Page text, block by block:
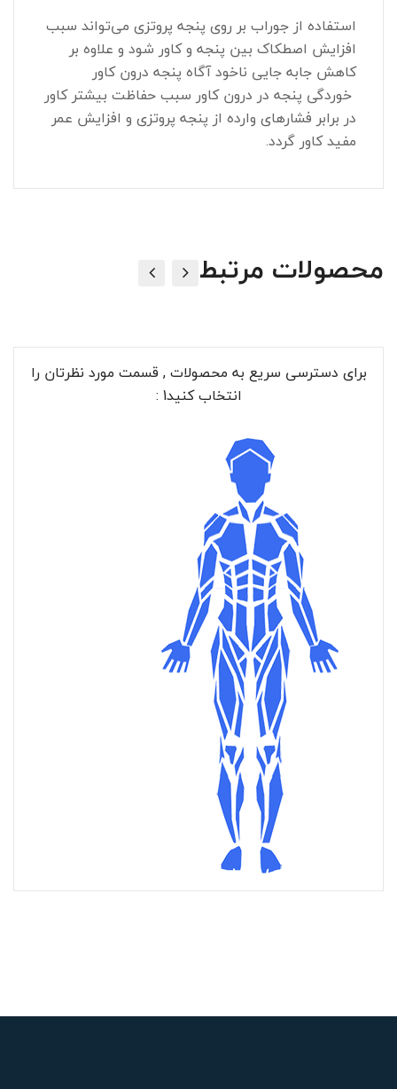
استفاده از جوراب بر روی پنجه پروتزی می‌تواند سبب
افزایش اصطکاک بین پنجه و کاور شود و علاوه بر
کاهش جابه جایی ناخود آگاه پنجه درون کاور
خوردگی پنجه در درون کاور سبب حفاظت بیشتر کاور
در برابر فشارهای وارده از پنجه پروتزی و افزایش عمر
مفید کاور گردد.
محصولات مرتبط
برای دسترسی سریع به محصولات , قسمت مورد نظرتان را
انتخاب کنید1 :